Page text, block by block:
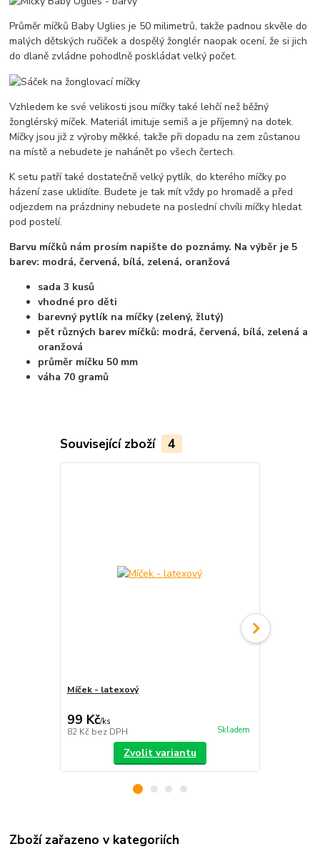
Průměr míčků Baby Uglies je 50 milimetrů, takže padnou skvěle do
malých dětských ručiček a dospělý žonglér naopak ocení, že si jich
do dlaně zvládne pohodlně poskládat velký počet.
Vzhledem ke své velikosti jsou míčky také lehčí než běžný
žonglérský míček. Materiál imituje semiš a je příjemný na dotek.
Míčky jsou již z výroby měkké, takže při dopadu na zem zůstanou
na místě a nebudete je nahánět po všech čertech.
K setu patří také dostatečně velký pytlík, do kterého míčky po
házení zase uklidíte. Budete je tak mít vždy po hromadě a před
odjezdem na prázdniny nebudete na poslední chvíli míčky hledat
pod postelí.
Barvu míčků nám prosím napište do poznámy. Na výběr je 5
barev: modrá, červená, bílá, zelená, oranžová
sada 3 kusů
vhodné pro děti
barevný pytlík na míčky (zelený, žlutý)
pět různých barev míčků: modrá, červená, bílá, zelená a
oranžová
průměr míčku 50 mm
váha 70 gramů
Související zboží 4
Míček - latexový
99 Kč/ks
82 Kč bez DPH Skladem
Zvolit variantu
Zboží zařazeno v kategoriích